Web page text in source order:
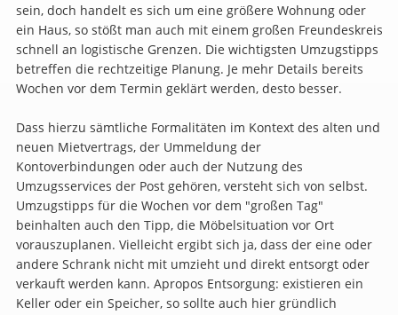
sein, doch handelt es sich um eine größere Wohnung oder
ein Haus, so stößt man auch mit einem großen Freundeskreis
schnell an logistische Grenzen. Die wichtigsten Umzugstipps
betreffen die rechtzeitige Planung. Je mehr Details bereits
Wochen vor dem Termin geklärt werden, desto besser.
Dass hierzu sämtliche Formalitäten im Kontext des alten und
neuen Mietvertrags, der Ummeldung der
Kontoverbindungen oder auch der Nutzung des
Umzugsservices der Post gehören, versteht sich von selbst.
Umzugstipps für die Wochen vor dem "großen Tag"
beinhalten auch den Tipp, die Möbelsituation vor Ort
vorauszuplanen. Vielleicht ergibt sich ja, dass der eine oder
andere Schrank nicht mit umzieht und direkt entsorgt oder
verkauft werden kann. Apropos Entsorgung: existieren ein
Keller oder ein Speicher, so sollte auch hier gründlich